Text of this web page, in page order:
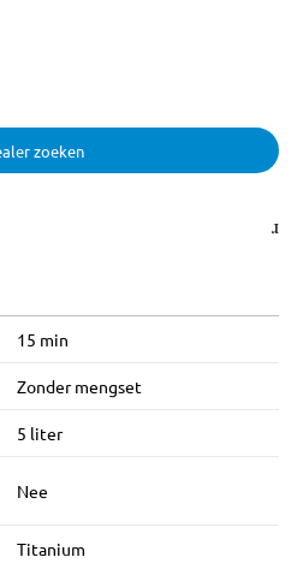
zoeken
15 min
Zonder mengset
5 liter
Nee
Titanium